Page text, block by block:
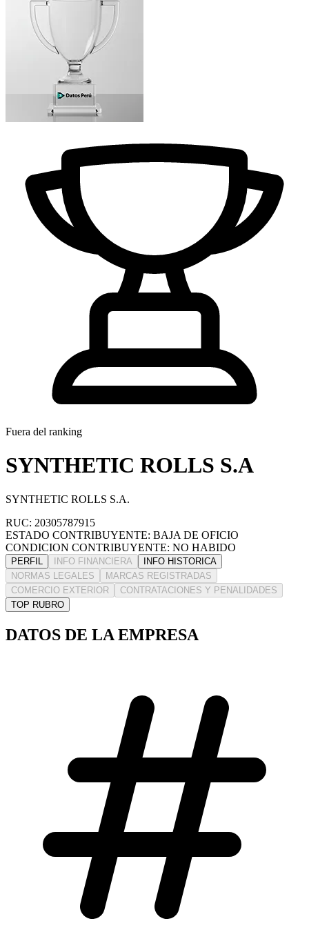
Fuera del ranking
SYNTHETIC ROLLS S.A
SYNTHETIC ROLLS S.A.
RUC: 20305787915
ESTADO CONTRIBUYENTE: BAJA DE OFICIO
CONDICION CONTRIBUYENTE: NO HABIDO
PERFIL INFO FINANCIERA
INFO HISTORICA
NORMAS LEGALES
MARCAS REGISTRADAS
COMERCIO EXTERIOR
CONTRATACIONES Y PENALIDADES
TOP RUBRO
DATOS DE LA EMPRESA